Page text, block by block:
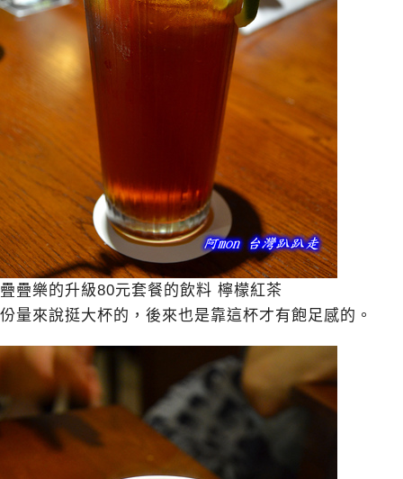
疊疊樂的升級80元套餐的飲料 檸檬紅茶
份量來說挺大杯的，後來也是靠這杯才有飽足感的。